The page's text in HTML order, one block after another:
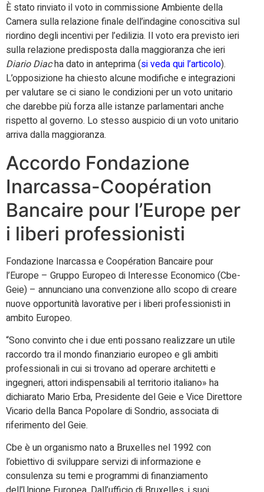
È stato rinviato il voto in commissione Ambiente della
Camera sulla relazione finale dell’indagine conoscitiva sul
riordino degli incentivi per l’edilizia. Il voto era previsto ieri
sulla relazione predisposta dalla maggioranza che ieri
Diario Diacha dato in anteprima (si veda qui l’articolo).
L’opposizione ha chiesto alcune modifiche e integrazioni
per valutare se ci siano le condizioni per un voto unitario
che darebbe più forza alle istanze parlamentari anche
rispetto al governo. Lo stesso auspicio di un voto unitario
arriva dalla maggioranza.
Accordo Fondazione
Inarcassa-Coopération
Bancaire pour l’Europe per
i liberi professionisti
Fondazione Inarcassa e Coopération Bancaire pour
l’Europe – Gruppo Europeo di Interesse Economico (Cbe-
Geie) – annunciano una convenzione allo scopo di creare
nuove opportunità lavorative per i liberi professionisti in
ambito Europeo.
“Sono convinto che i due enti possano realizzare un utile
raccordo tra il mondo finanziario europeo e gli ambiti
professionali in cui si trovano ad operare architetti e
ingegneri, attori indispensabili al territorio italiano» ha
dichiarato Mario Erba, Presidente del Geie e Vice Direttore
Vicario della Banca Popolare di Sondrio, associata di
riferimento del Geie.
Cbe è un organismo nato a Bruxelles nel 1992 con
l’obiettivo di sviluppare servizi di informazione e
consulenza su temi e programmi di finanziamento